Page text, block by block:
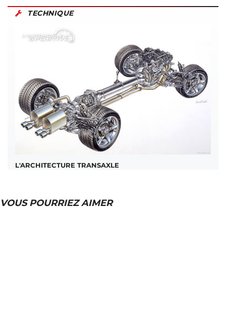
TECHNIQUE
L'ARCHITECTURE TRANSAXLE
VOUS POURRIEZ AIMER